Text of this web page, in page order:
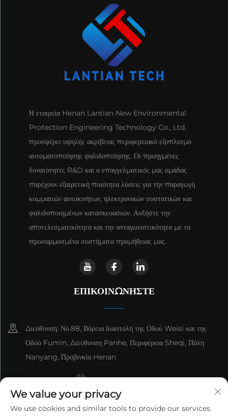
Η εταιρεία Henan Lantian New Environmental
Protection Engineering Technology Co., Ltd.
προσφέρει υψηλής ακρίβειας περιφερειακό εξοπλισμό
αυτοματοποίησης ψαλιδοποίησης. Οι προηγμένες
δυνατότητες R&D και ο επαγγελματικός μας ομάδας
παρέχουν εξαιρετική ποιότητα λύσεις για την παραγωγή
κομματιών αυτοκινήτων, ηλεκτρονικών συστατικών και
ψαλιδοποιημένων κατασκευασιών. Αυξήστε την
αποτελεσματικότητα και την ανταγωνιστικότητα με τα
προσαρμοσμένα συστήματα προμήθειας μας.
ΕΠΙΚΟΙΝΩΝΉΣΤΕ
Διεύθυνση: Νο.88, Βόρεια διαστολή της Οδού Weisi και της
Οδού Fumin, Διεύθυνση Panhe, Περιφέρεια Sheqi, Πόλη
Nanyang, Προβινκία Henan
+8615993153189
+86-13137795975
We value your privacy
We use cookies and similar tools to provide our services.